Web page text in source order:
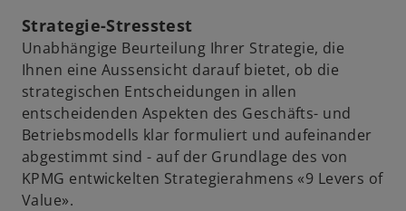
Strategie-Stresstest
Unabhängige Beurteilung Ihrer Strategie, die
Ihnen eine Aussensicht darauf bietet, ob die
strategischen Entscheidungen in allen
entscheidenden Aspekten des Geschäfts- und
Betriebsmodells klar formuliert und aufeinander
abgestimmt sind - auf der Grundlage des von
KPMG entwickelten Strategierahmens «9 Levers of
Value».